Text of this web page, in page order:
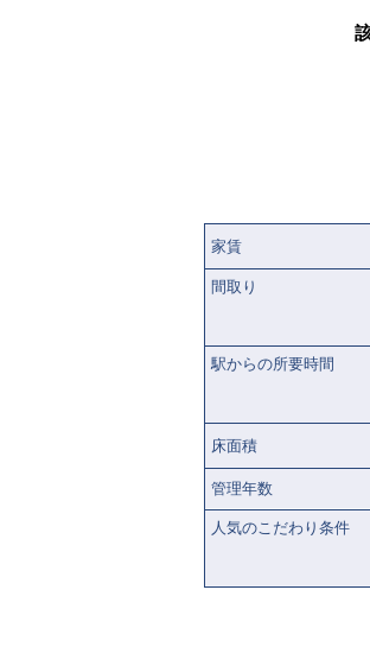
家賃
間取り
駅からの所要時間
床面積
管理年数
人気のこだわり条件